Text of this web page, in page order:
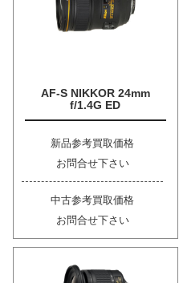
AF-S NIKKOR 24mm
f/1.4G ED
新品参考買取価格
お問合せ下さい
中古参考買取価格
お問合せ下さい